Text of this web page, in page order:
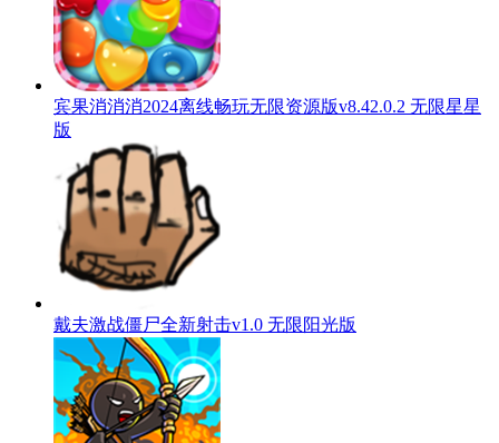
宾果消消消2024离线畅玩无限资源版v8.42.0.2 无限星星
版
戴夫激战僵尸全新射击v1.0 无限阳光版